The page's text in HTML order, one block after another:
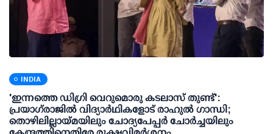
INDIA
'ഇന്നത്തെ ഡിഗ്രി വെറുമൊരു കടലാസ് തുണ്ട്':
പ്രയാഗ്‌രാജില്‍ വിദ്യാര്‍ഥികളോട് രാഹുല്‍ ഗാന്ധി;
തൊഴിലില്ലായ്മയിലും ചോദ്യപേപ്പര്‍ ചോര്‍ച്ചയിലും